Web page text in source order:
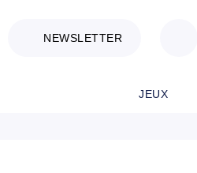
NEWSLETTER
JEUX